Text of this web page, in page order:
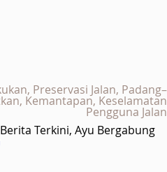
Preservasi Jalan, Padang–
Kemantapan, Keselamatan
Pengguna Jalan
Terkini, Ayu Bergabung